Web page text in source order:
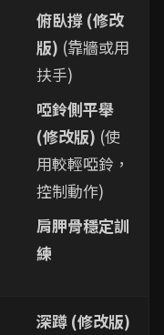
俯臥撐 (修改
版) (靠牆或用
扶手)
啞鈴側平舉
(修改版) (使
用較輕啞鈴，
控制動作)
肩胛骨穩定訓
練
深蹲 (修改版)